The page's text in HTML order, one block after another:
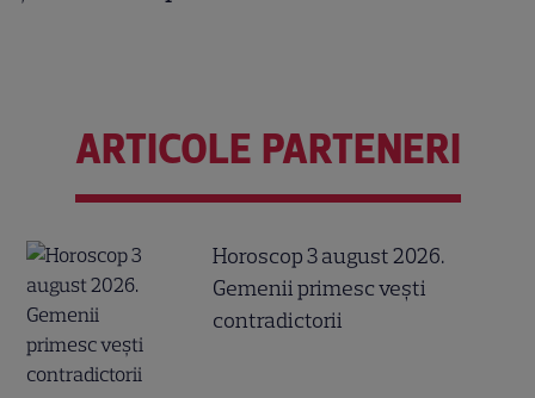
ARTICOLE PARTENERI
Horoscop 3 august 2026.
Gemenii primesc vești
contradictorii